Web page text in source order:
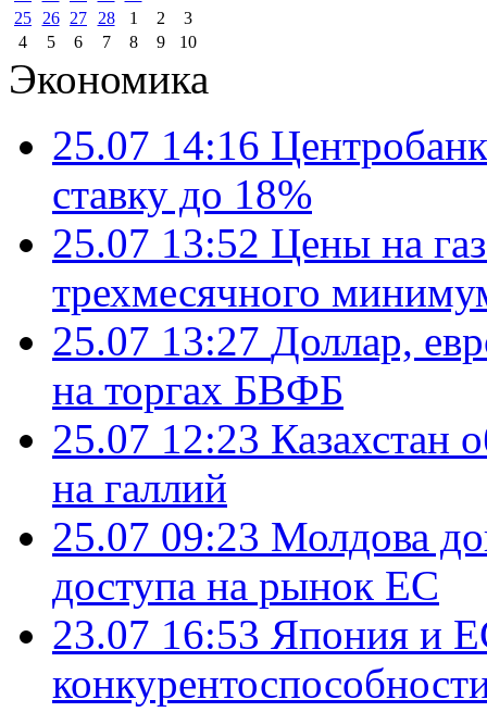
25
26 27 28 1 2
3
4
5 6 7 8 9 10
Экономика
25.07 14:16
ставку до 18%
25.07 13:52 Цены на
трехмесячного
25.07 13:27 Доллар,
на торгах БВФБ
25.07 12:23 Казахстан
на галлий
25.07 09:23 Молдова
доступа на рынок ЕС
23.07 16:53 Япония и